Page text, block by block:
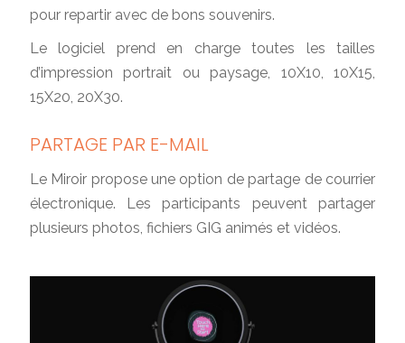
pour repartir avec de bons souvenirs.
Le logiciel prend en charge toutes les tailles
d’impression portrait ou paysage, 10X10, 10X15,
15X20, 20X30.
PARTAGE PAR E-MAIL
Le Miroir propose une option de partage de courrier
électronique. Les participants peuvent partager
plusieurs photos, fichiers GIG animés et vidéos.